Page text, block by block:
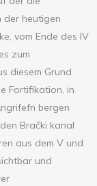
der heutigen
vom Ende des IV
zum
diesem Grund
Fortifikation, in
bergen
Brački kanal
aus dem V und
und